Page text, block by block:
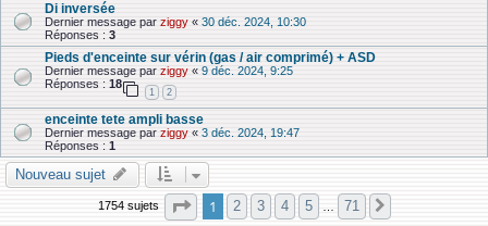
Di inversée
Dernier message par ziggy « 30 déc. 2024, 10:30
Réponses : 3
Pieds d'enceinte sur vérin (gas / air comprimé) + ASD
Dernier message par ziggy « 9 déc. 2024, 9:25
Réponses : 18
1 2
enceinte tete ampli basse
Dernier message par ziggy « 3 déc. 2024, 19:47
Réponses : 1
Nouveau sujet
1754 sujets Page 1sur71
1 2 3 4 5 71